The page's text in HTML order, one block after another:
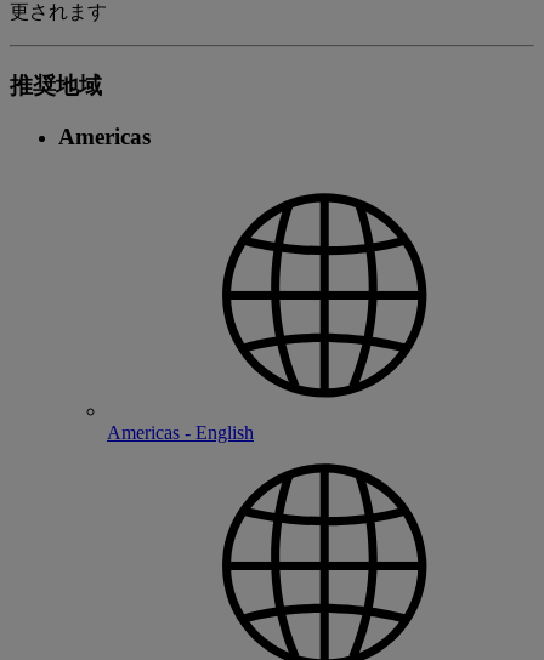
更されます
推奨地域
Americas
Americas - English